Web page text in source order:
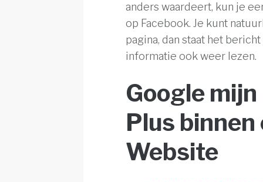
anders waardeert, kun je
op Facebook. Je kunt
pagina, dan staat het
informatie ook weer lezen.
Google
Plus
Website